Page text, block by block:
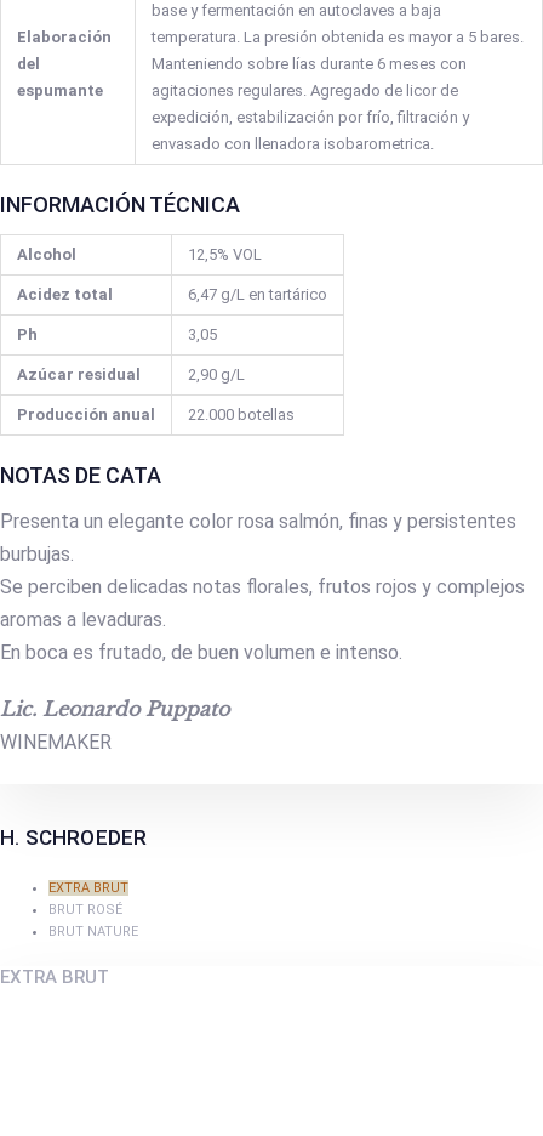
Elaboración
del
espumante
base y fermentación en autoclaves a baja
temperatura. La presión obtenida es mayor a 5 bares.
Manteniendo sobre lías durante 6 meses con
agitaciones regulares. Agregado de licor de
expedición, estabilización por frío, filtración y
envasado con llenadora isobarometrica.
INFORMACIÓN TÉCNICA
Alcohol 12,5% VOL
Acidez total 6,47 g/L en tartárico
Ph 3,05
Azúcar residual 2,90 g/L
Producción anual 22.000 botellas
NOTAS DE CATA
Presenta un elegante color rosa salmón, finas y persistentes
burbujas.
Se perciben delicadas notas florales, frutos rojos y complejos
aromas a levaduras.
En boca es frutado, de buen volumen e intenso.
Lic. Leonardo Puppato
WINEMAKER
H. SCHROEDER
EXTRA BRUT
BRUT ROSÉ
BRUT NATURE
EXTRA BRUT